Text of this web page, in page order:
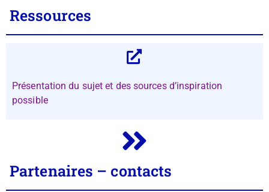
Ressources
Présentation du sujet et des sources d’inspiration
possible
Partenaires – contacts